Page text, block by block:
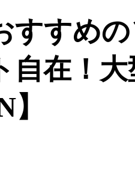
すすめ
自在！